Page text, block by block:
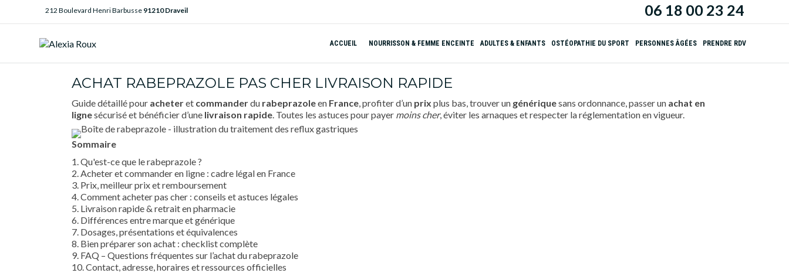
212 Boulevard Henri Barbusse 91210 Draveil 06 18 00 23 24
ACCUEIL NOURRISSON & FEMME ENCEINTE ADULTES & ENFANTS OSTÉOPATHIE DU SPORT PERSONNES ÂGÉES PRENDRE RDV
ACHAT RABEPRAZOLE PAS CHER LIVRAISON RAPIDE
Guide détaillé pour acheteret commanderdu rabeprazoleen France, profiter d’un prix plus bas, trouver un génériquesans ordonnance, passer un achat en
lignesécurisé et bénéficier d’une livraison rapide. Toutes les astuces pour payer moins cher, éviter les arnaques et respecter la réglementation en vigueur.
Sommaire
1. Qu'est-ce que le rabeprazole ?
2. Acheter et commander en ligne : cadre légal en France
3. Prix, meilleur prix et remboursement
4. Comment acheter pas cher : conseils et astuces légales
5. Livraison rapide & retrait en pharmacie
6. Différences entre marque et générique
7. Dosages, présentations et équivalences
8. Bien préparer son achat : checklist complète
9. FAQ – Questions fréquentes sur l’achat du rabeprazole
10. Contact, adresse, horaires et ressources officielles